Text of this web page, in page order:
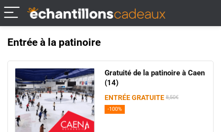
Entrée à la patinoire
Gratuité de la patinoire à Caen
(14)
ENTRÉE GRATUITE 8,50€
-100%